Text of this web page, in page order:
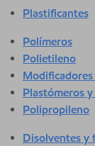
Plastificantes
Polímeros
Polietileno
Plastómeros
Polipropileno
Disolventes y